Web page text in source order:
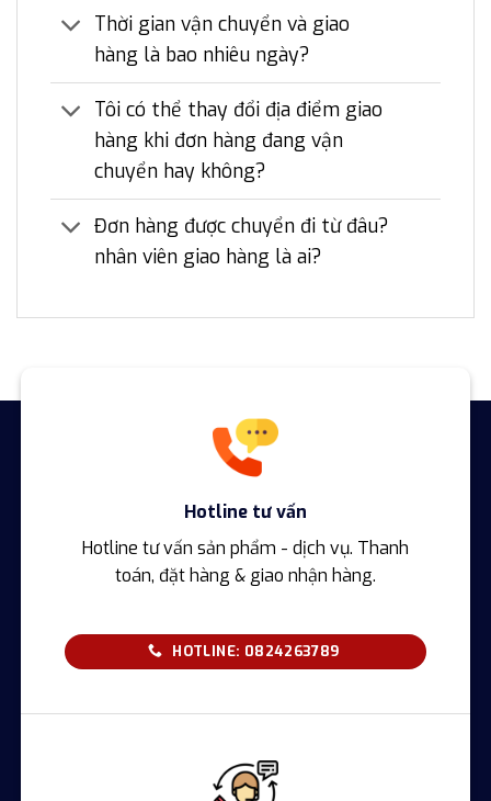
Thời gian vận chuyển và giao
hàng là bao nhiêu ngày?
Tôi có thể thay đổi địa điểm giao
hàng khi đơn hàng đang vận
chuyển hay không?
Đơn hàng được chuyển đi từ đâu?
nhân viên giao hàng là ai?
Hotline tư vấn
Hotline tư vấn sản phẩm - dịch vụ. Thanh
toán, đặt hàng & giao nhận hàng.
HOTLINE: 0824263789